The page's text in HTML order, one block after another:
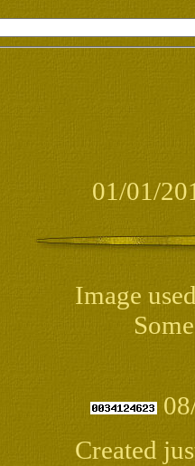
01/01/
Image
Created